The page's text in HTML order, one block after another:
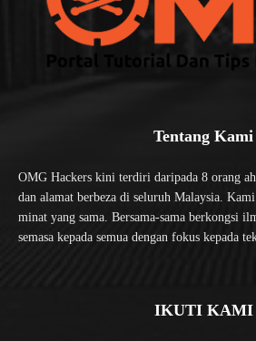
Tentang Kami
OMG Hackers kini terdiri daripada 8 orang
dan alamat berbeza di seluruh Malaysia.
minat yang sama. Bersama-sama berkongsi
semasa kepada semua dengan fokus kepada
IKUTI KAMI